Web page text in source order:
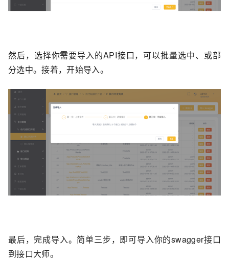
然后，选择你需要导入的API接口，可以批量选中、或部
分选中。接着，开始导入。
最后，完成导入。简单三步，即可导入你的swagger接口
到接口大师。